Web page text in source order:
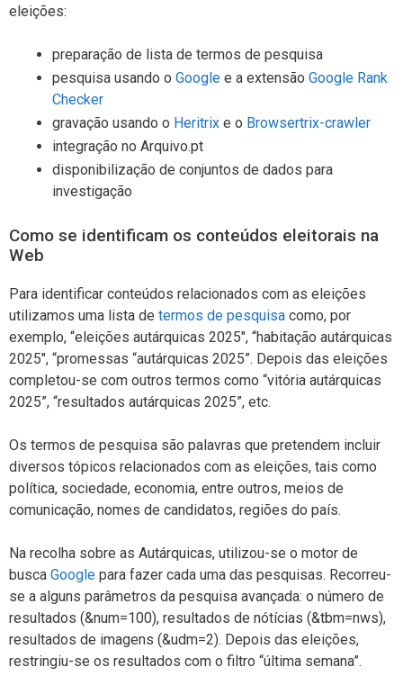
eleições:
preparação de lista de termos de pesquisa
pesquisa usando o Google e a extensão Google Rank
Checker
gravação usando o Heritrix e o Browsertrix-crawler
integração no Arquivo.pt
disponibilização de conjuntos de dados para
investigação
Como se identificam os conteúdos eleitorais na
Web
Para identificar conteúdos relacionados com as eleições
utilizamos uma lista de termos de pesquisa como, por
exemplo, “eleições autárquicas 2025″, “habitação autárquicas
2025″, “promessas “autárquicas 2025”. Depois das eleições
completou-se com outros termos como “vitória autárquicas
2025”, “resultados autárquicas 2025”, etc.
Os termos de pesquisa são palavras que pretendem incluir
diversos tópicos relacionados com as eleições, tais como
política, sociedade, economia, entre outros, meios de
comunicação, nomes de candidatos, regiões do país.
Na recolha sobre as Autárquicas, utilizou-se o motor de
busca Google para fazer cada uma das pesquisas. Recorreu-
se a alguns parâmetros da pesquisa avançada: o número de
resultados (&num=100), resultados de nótícias (&tbm=nws),
resultados de imagens (&udm=2). Depois das eleições,
restringiu-se os resultados com o filtro “última semana”.